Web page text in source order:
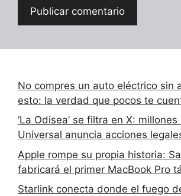
No compres un auto eléctrico sin
esto: la verdad que pocos te
‘La Odisea’ se filtra en X:
Universal anuncia acciones
Apple rompe su propia historia:
fabricará el primer MacBook Pro
Starlink conecta donde el fuego